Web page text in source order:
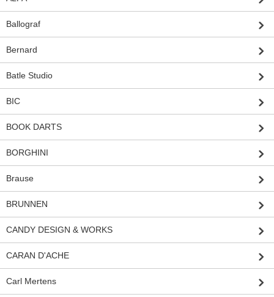
Ballograf
Bernard
Batle Studio
BIC
BOOK DARTS
BORGHINI
Brause
BRUNNEN
CANDY DESIGN & WORKS
CARAN D'ACHE
Carl Mertens